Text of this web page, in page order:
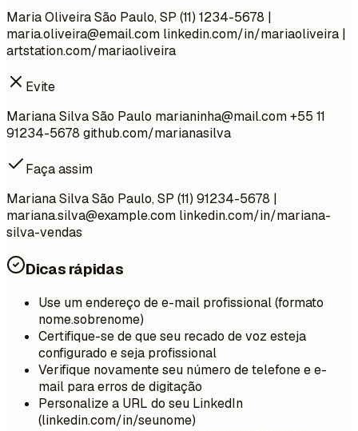
Maria Oliveira São Paulo, SP (11) 1234-5678 |
maria.oliveira@email.com linkedin.com/in/mariaoliveira |
artstation.com/mariaoliveira
Evite
Mariana Silva São Paulo marianinha@mail.com+55 11
91234-5678 github.com/marianasilva
Faça assim
Mariana Silva São Paulo, SP (11) 91234-5678 |
mariana.silva@example.com linkedin.com/in/mariana-
silva-vendas
Dicas rápidas
Use um endereço de e-mail profissional (formato
nome.sobrenome)
Certifique-se de que seu recado de voz esteja
configurado e seja profissional
Verifique novamente seu número de telefone e e-
mail para erros de digitação
Personalize a URL do seu LinkedIn
(linkedin.com/in/seunome)